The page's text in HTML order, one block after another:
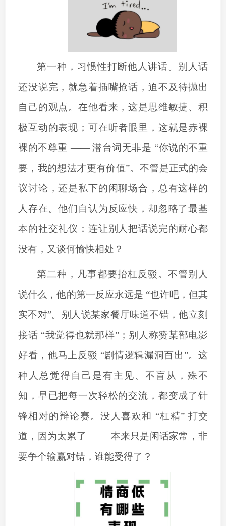
第一种，习惯性打断他人讲话。别人话
还没说完，就急着插嘴抢话，迫不及待抛出
自己的观点。在他看来，这是思维敏捷、积
极互动的表现；可在听者眼里，这就是赤裸
裸的不尊重 —— 潜台词无非是 “你说的不重
要，我的想法才更有价值”。不管是正式的会
议讨论，还是私下的闲聊场合，总有这样的
人存在。他们自认为反应快，却忽略了最基
本的社交礼仪：连让别人把话说完的耐心都
没有，又谈何愉快相处？
第二种，凡事都要抬杠反驳。不管别人
说什么，他的第一反应永远是 “也许吧，但其
实不对”。别人说某家餐厅味道不错，他立刻
接话 “我觉得也就那样”；别人称赞某部电影
好看，他马上反驳 “剧情逻辑漏洞百出”。这
种人总觉得自己是有主见、不盲从，殊不
知，早已把每一次轻松的交流，都变成了针
锋相对的辩论赛。没人喜欢和 “杠精” 打交
道，因为太累了 —— 本来只是闲话家常，非
要争个输赢对错，谁能受得了？